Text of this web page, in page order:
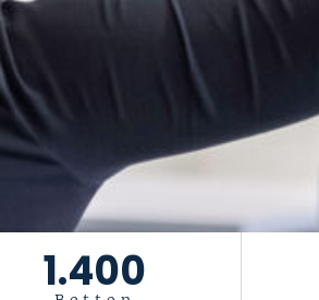
1.400